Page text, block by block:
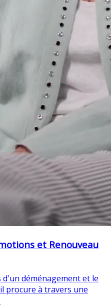
et Renouveau
déménagement et le
procure à travers une